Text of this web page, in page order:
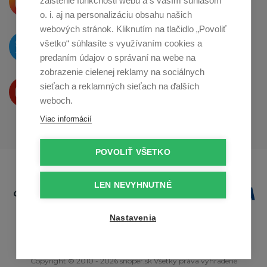
o zdieľanie naInstagrame
O novinkách píšeme
na Twitteri
Produkty Vám predstavujeme
naYoutube
Copyright © 2010 - 2026 snoper.sk Všetky práva vyhradené
o. i. aj na personalizáciu obsahu našich
webových stránok. Kliknutím na tlačidlo „Povoliť
všetko“ súhlasíte s využívaním cookies a
predaním údajov o správaní na webe na
zobrazenie cielenej reklamy na sociálnych
sieťach a reklamných sieťach na ďalších
weboch.
Viac informácií
POVOLIŤ VŠETKO
LEN NEVYHNUTNÉ
Nastavenia